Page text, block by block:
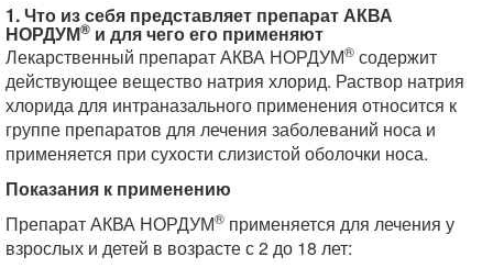
1. Что из себя представляет препарат АКВА
НОРДУМ® и для чего его применяют
Лекарственный препарат АКВА НОРДУМ® содержит
действующее вещество натрия хлорид. Раствор натрия
хлорида для интраназального применения относится к
группе препаратов для лечения заболеваний носа и
применяется при сухости слизистой оболочки носа.
Показания к применению
Препарат АКВА НОРДУМ® применяется для лечения у
взрослых и детей в возрасте с 2 до 18 лет: